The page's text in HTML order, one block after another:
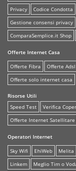
Privacy
Codice Condotta
Gestione consensi privacy
ComparaSemplice.it Shop
Offerte Internet Casa
Offerte Fibra
Offerte Adsl
Offerte solo internet casa
Risorse Utili
Speed Test
Verifica
Offerte Internet Satellitare
Operatori Internet
Sky Wifi
EhiWeb Melita
Linkem
Meglio Tim o